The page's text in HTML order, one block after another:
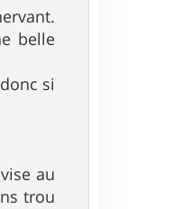
belle
si
au
trou